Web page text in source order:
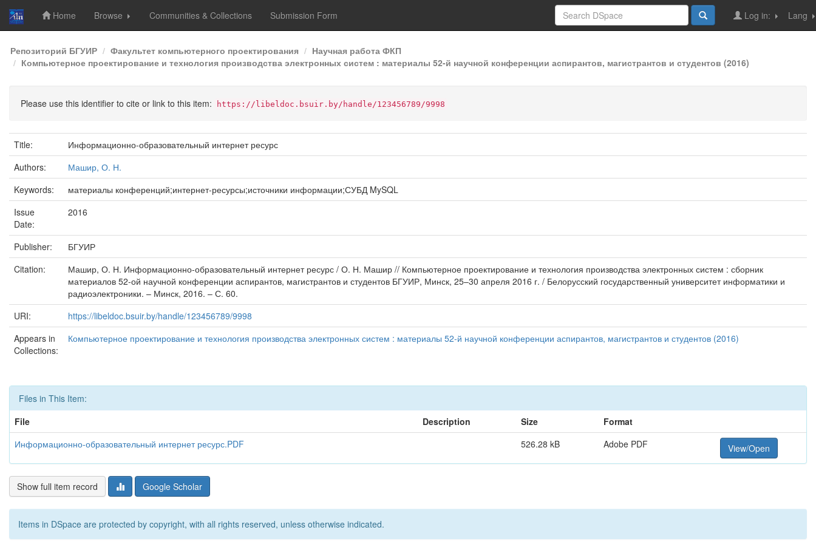
Skip
navigation
Home Browse Communities & Collections Submission Form Lang
Log in:
Репозиторий БГУИР Факультет компьютерного проектирования
Научная работа ФКП
Компьютерное проектирование и технология производства электронных систем : материалы 52-й научной конференции аспирантов, магистрантов и студентов (2016)
Please use this identifier to cite or link to this item: https://libeldoc.bsuir.by/handle/123456789/9998
Title:
Информационно-образовательный интернет ресурс
Authors:
Машир, О. Н.
Keywords:
материалы конференций;интернет-ресурсы;источники информации;СУБД MySQL
Issue
Date:
2016
Publisher:
БГУИР
Citation:
Машир, О. Н. Информационно-образовательный интернет ресурс / О. Н. Машир // Компьютерное проектирование и технология производства электронных систем : сборник
материалов 52-ой научной конференции аспирантов, магистрантов и студентов БГУИР, Минск, 25–30 апреля 2016 г. / Белорусский государственный университет информатики и
радиоэлектроники. – Минск, 2016. – С. 60.
URI:
https://libeldoc.bsuir.by/handle/123456789/9998
Appears in
Collections:
Компьютерное проектирование и технология производства электронных систем : материалы 52-й научной конференции аспирантов, магистрантов и студентов (2016)
Files in This Item:
File
Description Size
Format
Информационно-образовательный интернет ресурс.PDF
526.28 kB Adobe PDF View/Open
Show full item record Google Scholar
Items in DSpace are protected by copyright, with all rights reserved, unless otherwise indicated.